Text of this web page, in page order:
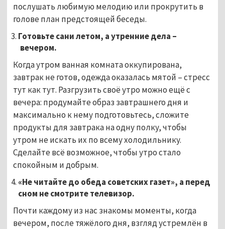
послушать любимую мелодию или прокрутить в
голове план предстоящей беседы.
Готовьте сани летом, а утренние дела –
вечером.
Когда утром ванная комната оккупирована,
завтрак не готов, одежда оказалась мятой – стресс
тут как тут. Разгрузить своё утро можно ещё с
вечера: продумайте образ завтрашнего дня и
максимально к нему подготовьтесь, сложите
продукты для завтрака на одну полку, чтобы
утром не искать их по всему холодильнику.
Сделайте всё возможное, чтобы утро стало
спокойным и добрым.
«Не читайте до обеда советских газет», а перед
сном не смотрите телевизор.
Почти каждому из нас знакомы моменты, когда
вечером, после тяжёлого дня, взгляд устремлён в